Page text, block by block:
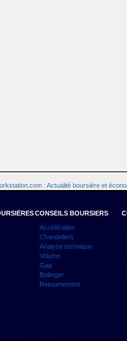
: Actualité boursière et
CONSEILS BOURSIERS
Accélération
Chandeliers
Analyse technique
Volume
Gap
Bollinger
Retournement